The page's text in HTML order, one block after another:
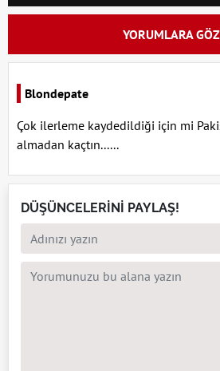
YORUMLARA
Blondepate
Çok ilerleme kaydedildiği için mi
almadan kaçtın......
DÜŞÜNCELERİNİ PAYLAŞ!